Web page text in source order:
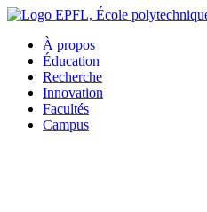
À propos
Éducation
Recherche
Innovation
Facultés
Campus